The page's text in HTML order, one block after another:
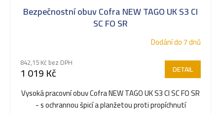
Bezpečnostní obuv Cofra NEW TAGO UK S3 CI
SC FO SR
Dodání do 7 dnů
842,15 Kč bez DPH
1 019 Kč DETAIL
Vysoká pracovní obuv Cofra NEW TAGO UK S3 CI SC FO SR
- s ochrannou špicí a planžetou proti propíchnutí